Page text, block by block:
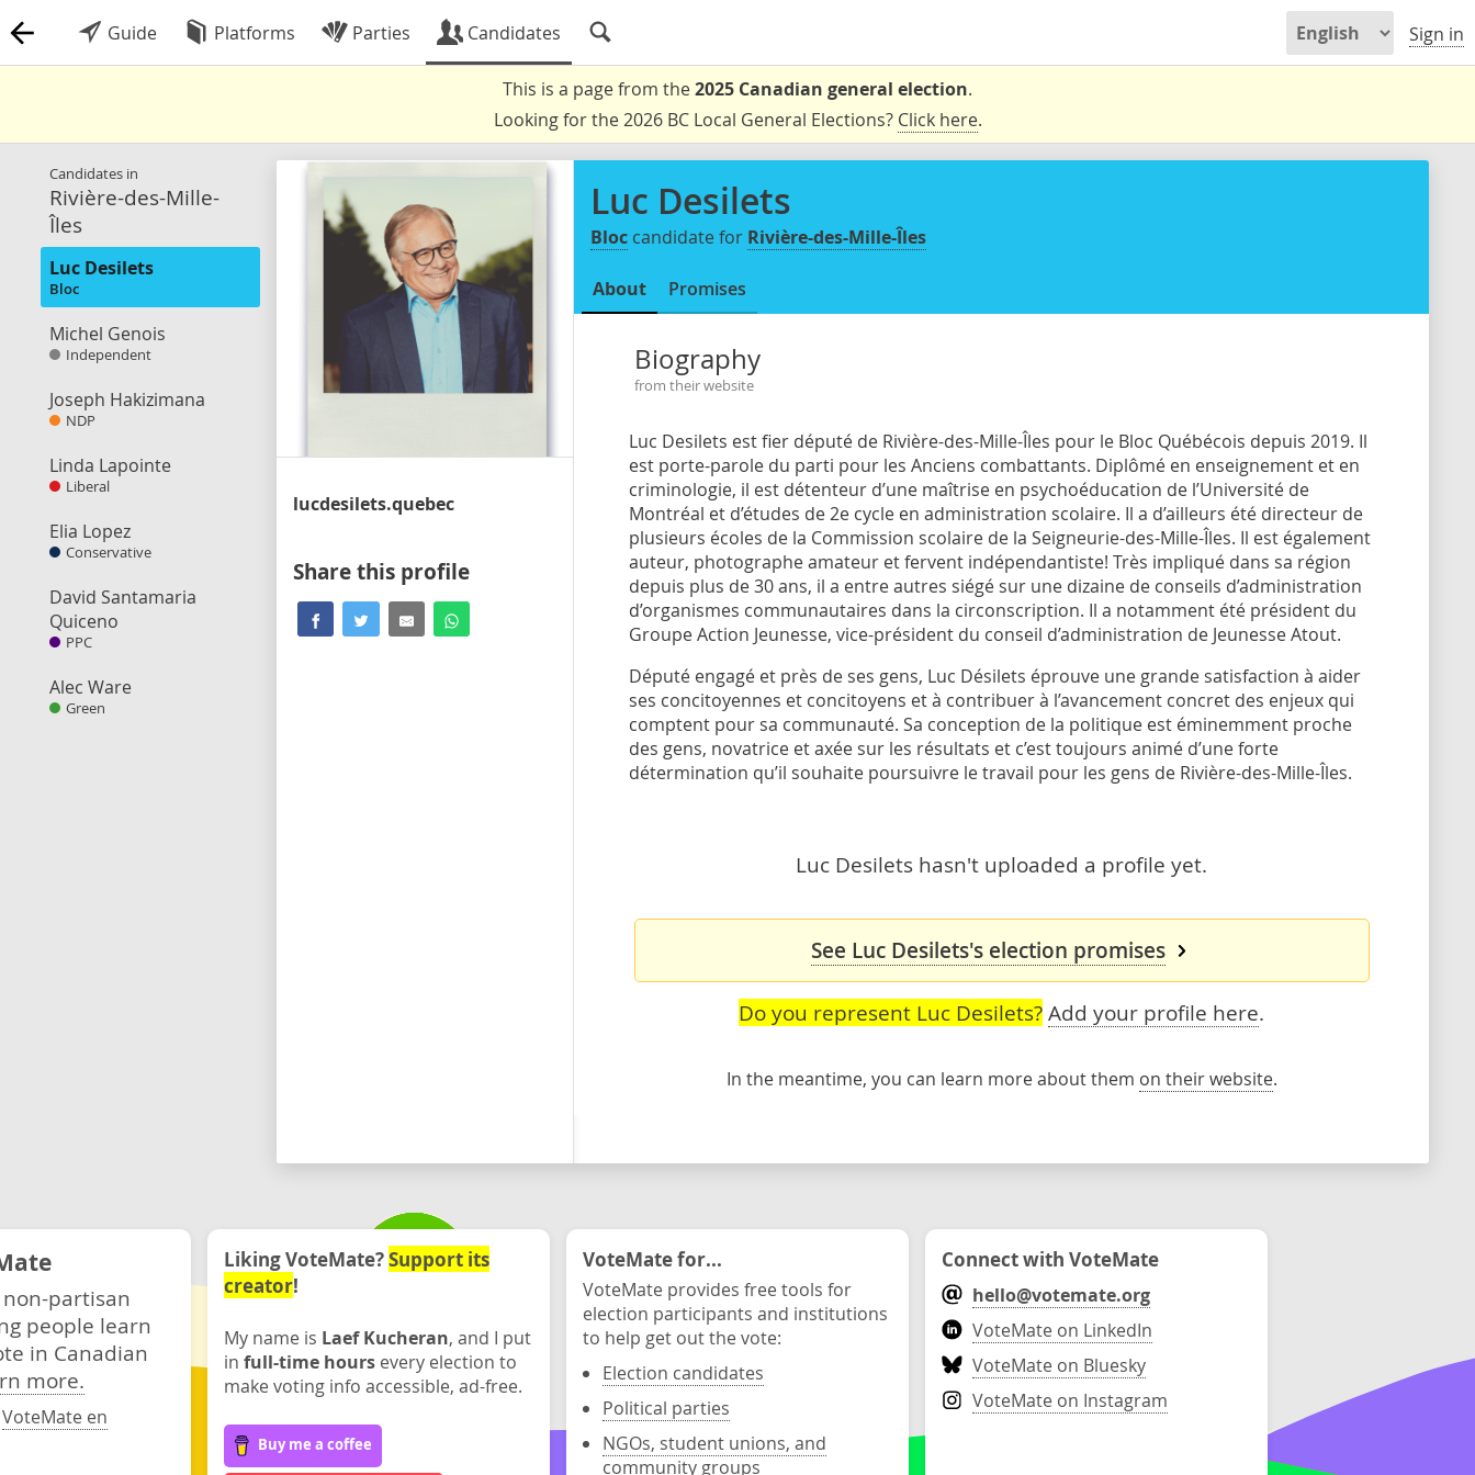
Guide Platforms Parties Candidates Sign in
This is a page from the2025 Canadian general election.
Looking for the 2026 BC Local General Elections? Click here.
Candidates in
Rivière-des-Mille-
Îles
Luc Desilets
Bloc
Michel Genois
Independent
Joseph Hakizimana
NDP
Linda Lapointe
Liberal
Elia Lopez
Conservative
David Santamaria
Quiceno
PPC
Alec Ware
Green
lucdesilets.quebec
Share this profile
Luc Desilets
Bloc candidate for Rivière-des-Mille-Îles
About Promises
Biography
from their website
Luc Desilets est fier député de Rivière-des-Mille-Îles pour le Bloc Québécois depuis 2019. Il
est porte-parole du parti pour les Anciens combattants. Diplômé en enseignement et en
criminologie, il est détenteur d’une maîtrise en psychoéducation de l’Université de
Montréal et d’études de 2e cycle en administration scolaire. Il a d’ailleurs été directeur de
plusieurs écoles de la Commission scolaire de la Seigneurie-des-Mille-Îles. Il est également
auteur, photographe amateur et fervent indépendantiste! Très impliqué dans sa région
depuis plus de 30 ans, il a entre autres siégé sur une dizaine de conseils d’administration
d’organismes communautaires dans la circonscription. Il a notamment été président du
Groupe Action Jeunesse, vice-président du conseil d’administration de Jeunesse Atout.
Député engagé et près de ses gens, Luc Désilets éprouve une grande satisfaction à aider
ses concitoyennes et concitoyens et à contribuer à l’avancement concret des enjeux qui
comptent pour sa communauté. Sa conception de la politique est éminemment proche
des gens, novatrice et axée sur les résultats et c’est toujours animé d’une forte
détermination qu’il souhaite poursuivre le travail pour les gens de Rivière-des-Mille-Îles.
Luc Desilets hasn't uploaded a profile yet.
See Luc Desilets's election promises
Do you represent Luc Desilets? Add your profile here.
In the meantime, you can learn more about them on their website.
partisan
people learn
in Canadian
more.
VoteMate en
Liking VoteMate?Support its
creator!
My name is Laef Kucheran, and I put
in full-time hours every election to
make voting info accessible, ad-free.
Buy me a coffee
VoteMate for...
VoteMate provides free tools for
election participants and institutions
to help get out the vote:
Election candidates
Political parties
NGOs, student unions, and
community groups
Connect with VoteMate
hello@votemate.org
VoteMate on LinkedIn
VoteMate on Bluesky
VoteMate on Instagram